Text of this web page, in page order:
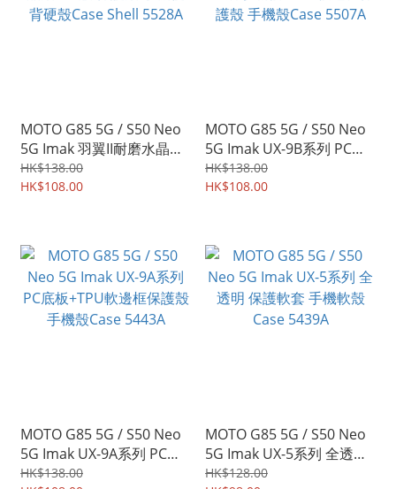
MOTO G85 5G / S50 Neo
5G Imak 羽翼II耐磨水晶殼
Pro版 保護殼 手機後背硬
殼Case Shell 5528A
HK$138.00
HK$108.00
MOTO G85 5G / S50 Neo
5G Imak UX-9B系列 PC磨
砂底板+TPU軟邊框保護殼
手機殼Case 5507A
HK$138.00
HK$108.00
MOTO G85 5G / S50 Neo
5G Imak UX-9A系列 PC底
板+TPU軟邊框保護殼 手機
HK$138.00
MOTO G85 5G / S50 Neo
5G Imak UX-5系列 全透明
保護軟套 手機軟殼Case
HK$128.00